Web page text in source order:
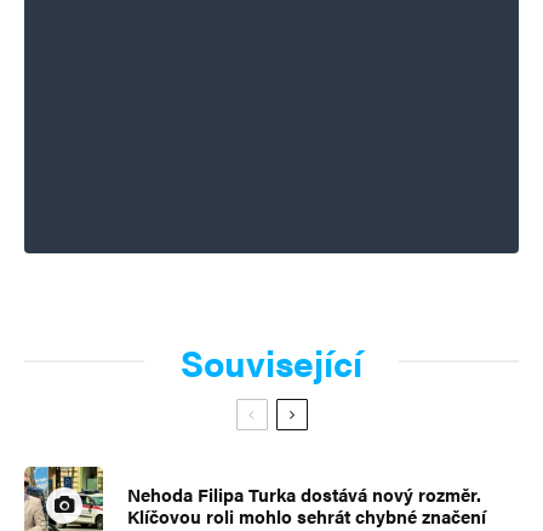
Související
Nehoda Filipa Turka dostává nový rozměr.
Klíčovou roli mohlo sehrát chybné značení